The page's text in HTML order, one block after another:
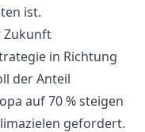
ist.
Zukunft
in Richtung
der Anteil
auf 70 % steigen
gefordert.